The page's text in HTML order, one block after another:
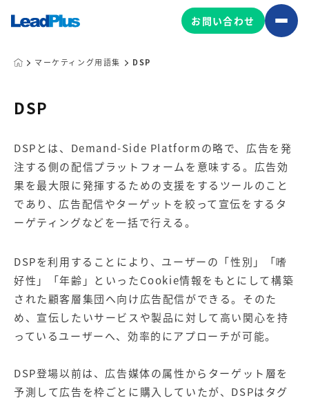
Web制作
マーケティングコンサルティング
コンテンツ制作
マーケティング基盤の製品
Leadplus One MyFolio
サイトアクセス解析ダッシュ
HubSpot導入・運用
マーケティングサービスの製品
【店舗型ビジネス向け】エリ
ア
マーケティングサービス
【金融機関向け】マーケティ
ング
サービス
【IT企業向け】マーケティン
グ
サービス
SNSアカウント運用代行サー
ビス（LINE）
お問い合わせ
マーケティング用語集 DSP
DSP
DSPとは、Demand-Side Platformの略で、広告を発
注する側の配信プラットフォームを意味する。広告効
果を最大限に発揮するための支援をするツールのこと
であり、広告配信やターゲットを絞って宣伝をするタ
ーゲティングなどを一括で行える。
DSPを利用することにより、ユーザーの「性別」「嗜
好性」「年齢」といったCookie情報をもとにして構築
された顧客層集団へ向け広告配信ができる。そのた
め、宣伝したいサービスや製品に対して高い関心を持
っているユーザーへ、効率的にアプローチが可能。
DSP登場以前は、広告媒体の属性からターゲット層を
予測して広告を枠ごとに購入していたが、DSPはタグ